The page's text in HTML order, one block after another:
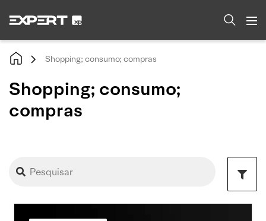
Shopping; consumo; compras
Shopping; consumo;
compras